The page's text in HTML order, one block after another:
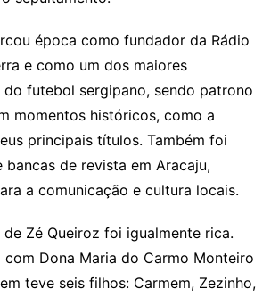
época como fundador da Rádio
e como um dos maiores
do futebol sergipano, sendo patrono
momentos históricos, como a
principais títulos. Também foi
de revista em Aracaju,
a comunicação e cultura locais.
Zé Queiroz foi igualmente rica.
com Dona Maria do Carmo Monteiro
teve seis filhos: Carmem, Zezinho,